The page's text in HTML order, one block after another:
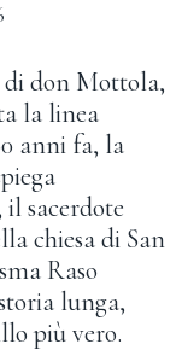
di don Mottola,
la linea
anni fa, la
sacerdote
chiesa di San
Raso
lunga,
più vero.